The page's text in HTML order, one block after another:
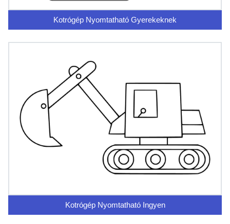
Kotrógép Nyomtatható Gyerekeknek
Kotrógép Nyomtatható Ingyen